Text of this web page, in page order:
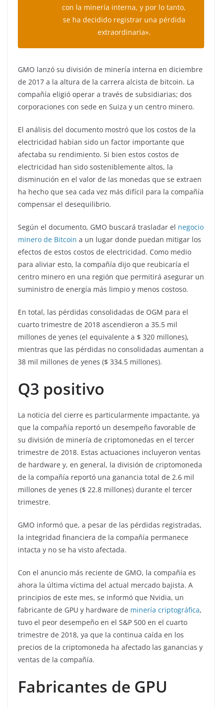
con la minería interna, y por lo tanto,
se ha decidido registrar una pérdida
extraordinaria».
GMO lanzó su división de minería interna en diciembre
de 2017 a la altura de la carrera alcista de bitcoin. La
compañía eligió operar a través de subsidiarias; dos
corporaciones con sede en Suiza y un centro minero.
El análisis del documento mostró que los costos de la
electricidad habían sido un factor importante que
afectaba su rendimiento. Si bien estos costos de
electricidad han sido sosteniblemente altos, la
disminución en el valor de las monedas que se extraen
ha hecho que sea cada vez más difícil para la compañía
compensar el desequilibrio.
Según el documento, GMO buscará trasladar el negocio
minero de Bitcoin a un lugar donde puedan mitigar los
efectos de estos costos de electricidad. Como medio
para aliviar esto, la compañía dijo que reubicaría el
centro minero en una región que permitirá asegurar un
suministro de energía más limpio y menos costoso.
En total, las pérdidas consolidadas de OGM para el
cuarto trimestre de 2018 ascendieron a 35.5 mil
millones de yenes (el equivalente a $ 320 millones),
mientras que las pérdidas no consolidadas aumentan a
38 mil millones de yenes ($ 334.5 millones).
Q3 positivo
La noticia del cierre es particularmente impactante, ya
que la compañía reportó un desempeño favorable de
su división de minería de criptomonedas en el tercer
trimestre de 2018. Estas actuaciones incluyeron ventas
de hardware y, en general, la división de criptomoneda
de la compañía reportó una ganancia total de 2.6 mil
millones de yenes ($ 22.8 millones) durante el tercer
trimestre.
GMO informó que, a pesar de las pérdidas registradas,
la integridad financiera de la compañía permanece
intacta y no se ha visto afectada.
Con el anuncio más reciente de GMO, la compañía es
ahora la última víctima del actual mercado bajista. A
principios de este mes, se informó que Nvidia, un
fabricante de GPU y hardware de minería criptográfica,
tuvo el peor desempeño en el S&P 500 en el cuarto
trimestre de 2018, ya que la continua caída en los
precios de la criptomoneda ha afectado las ganancias y
ventas de la compañía.
Fabricantes de GPU